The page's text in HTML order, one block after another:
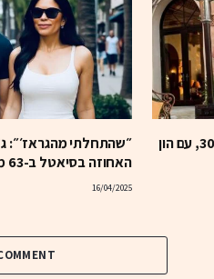
המיליארדרית הצעירה בעולם: בת 30, עם הון
״שהתחלתי מהגראז׳״:
האחוזה בסיאטל ב-63 מיליון דולר
16/04/2025